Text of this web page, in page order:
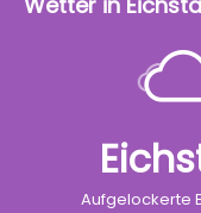
Aufgelockerte